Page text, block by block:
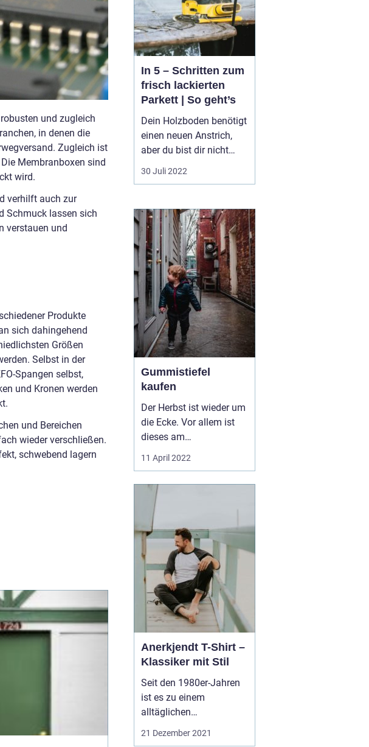
und zugleich
in denen die
Zugleich ist
Membranboxen sind
wird.
verhilft auch zur
Schmuck lassen sich
verstauen und
Produkte
sich dahingehend
Größen
Selbst in der
Spangen selbst,
und Kronen werden
und Bereichen
wieder verschließen.
schwebend lagern
In 5 – Schritten zum
frisch lackierten
Parkett | So geht’s
Dein Holzboden benötigt
einen neuen Anstrich,
aber du bist dir nicht
sicher worauf es zu
Guide führen wir dich in
5 einfachen Schritten zu
einem Holzboden, der
glänzt und scheint wie
am ersten Tag....
30 Juli 2022
Gummistiefel
kaufen
Der Herbst ist wieder um
die Ecke. Vor allem ist
dieses am
Wetterwechsel
festzustellen. Das
wieder mehr zu Regnen
und die Temperaturen
sinken wieder. Für
Familien mit
Kleinkindern bedeutet
das auch wieder grosse
Veränderungen im ...
11 April 2022
Anerkjendt T-Shirt –
Klassiker mit Stil
Seit den 1980er-Jahren
ist es zu einem
alltäglichen
Bekleidungsstück
21 Dezember 2021